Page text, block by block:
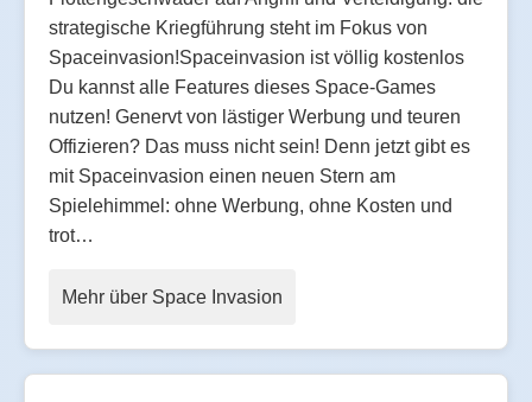
strategische Kriegführung steht im Fokus von
Spaceinvasion!Spaceinvasion ist völlig kostenlos
Du kannst alle Features dieses Space-Games
nutzen! Genervt von lästiger Werbung und teuren
Offizieren? Das muss nicht sein! Denn jetzt gibt es
mit Spaceinvasion einen neuen Stern am
Spielehimmel: ohne Werbung, ohne Kosten und
trot…
Mehr über Space Invasion